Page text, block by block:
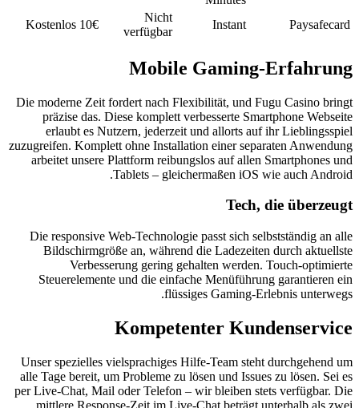
10€
Kostenlos
Die moderne Zeit
präzise das.
erlaubt es
zuzugreifen.
arbeitet unsere
Die responsive
Unser spezielles
alle Tage bereit,
per Live-Chat, Mail
mittlere